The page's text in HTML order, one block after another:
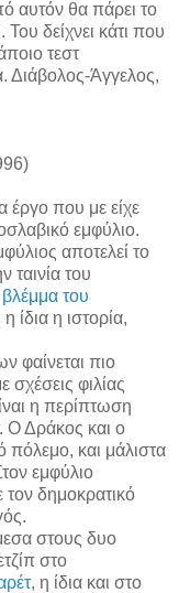
αυτόν θα πάρει το
δείχνει κάτι που
τεστ
Διάβολος-Άγγελος,
έργο που με είχε
εμφύλιο.
αποτελεί το
ταινία του
του
ίδια η ιστορία,
φαίνεται πιο
σχέσεις φιλίας
η περίπτωση
Ο Δράκος και ο
πόλεμο, και μάλιστα
εμφύλιο
τον δημοκρατικό
στους δυο
στο
, η ίδια και στο